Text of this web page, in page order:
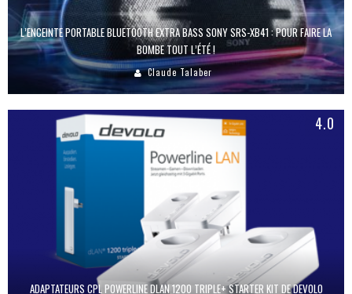
L’ENCEINTE PORTABLE BLUETOOTH EXTRA BASS SONY SRS-XB41 : POUR FAIRE LA
BOMBE TOUT L’ÉTÉ !
Claude Talaber
4.0
ADAPTATEURS CPL POWERLINE DLAN 1200 TRIPLE+ STARTER KIT DE DEVOLO